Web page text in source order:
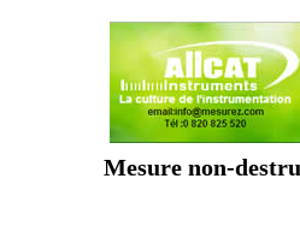
Mesure non-